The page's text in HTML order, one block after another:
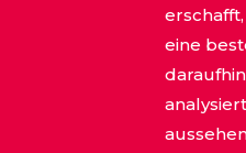
eine
daraufhin